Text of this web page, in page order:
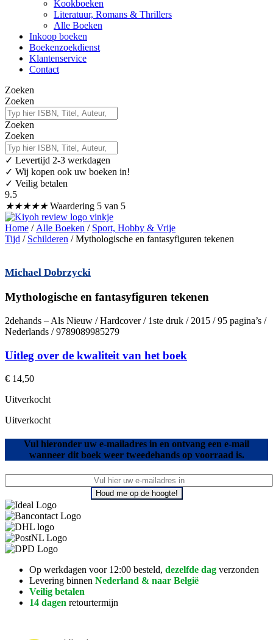
Kookboeken
Literatuur, Romans & Thrillers
Alle Boeken
Inkoop boeken
Boekenzoekdienst
Klantenservice
Contact
Zoeken
Zoeken
Zoeken
Zoeken
✓ Levertijd 2-3 werkdagen
✓ Wij kopen ook uw boeken in!
✓ Veilig betalen
9.5
★★★★★ Waardering 5 van 5
Home / Alle Boeken / Sport, Hobby & Vrije
Tijd / Schilderen / Mythologische en fantasyfiguren tekenen
Michael Dobrzycki
Mythologische en fantasyfiguren tekenen
2dehands – Als Nieuw / Hardcover / 1ste druk / 2015 / 95 pagina’s /
Nederlands / 9789089985279
Uitleg over de kwaliteit van het boek
€ 14,50
Uitverkocht
Uitverkocht
Vul hieronder uw e-mailadres in en ontvang een e-mail
wanneer dit boek weer tweedehands op voorraad is.
Houd me op de hoogte!
Op werkdagen voor 12:00 besteld, dezelfde dag verzonden
Levering binnen Nederland & naar België
Veilig betalen
14 dagen retourtermijn